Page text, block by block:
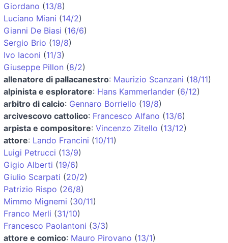
Giordano (13/8)
Luciano Miani (14/2)
Gianni De Biasi (16/6)
Sergio Brio (19/8)
Ivo Iaconi (11/3)
Giuseppe Pillon (8/2)
allenatore di pallacanestro: Maurizio Scanzani (18/11)
alpinista e esploratore: Hans Kammerlander (6/12)
arbitro di calcio: Gennaro Borriello (19/8)
arcivescovo cattolico: Francesco Alfano (13/6)
arpista e compositore: Vincenzo Zitello (13/12)
attore: Lando Francini (10/11)
Luigi Petrucci (13/9)
Gigio Alberti (19/6)
Giulio Scarpati (20/2)
Patrizio Rispo (26/8)
Mimmo Mignemi (30/11)
Franco Merli (31/10)
Francesco Paolantoni (3/3)
attore e comico: Mauro Pirovano (13/1)